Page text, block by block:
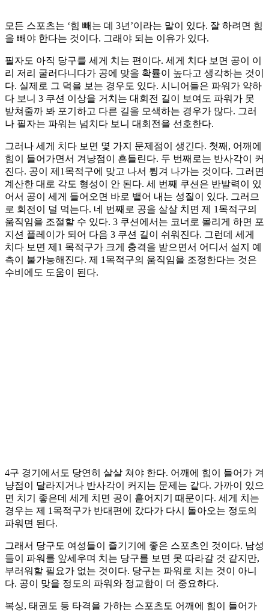
모든 스포츠는 ‘힘 빼는 데 3년’이라는 말이 있다. 잘 하려면 힘
을 빼야 한다는 것이다. 그래야 되는 이유가 있다.
필자도 아직 당구를 세게 치는 편이다. 세게 치다 보면 공이 이
리 저리 굴러다니다가 공에 맞을 확률이 높다고 생각하는 것이
다. 실제로 그 덕을 보는 경우도 있다. 시니어들은 파워가 약하
다 보니 3 쿠션 이상을 거치는 대회전 길이 보여도 파워가 못
받쳐줄까 봐 포기하고 다른 길을 모색하는 경우가 많다. 그러
나 필자는 파워는 넘치다 보니 대회전을 선호한다.
그러나 세게 치다 보면 몇 가지 문제점이 생긴다. 첫째, 어깨에
힘이 들어가면서 겨냥점이 흔들린다. 두 번째로는 반사각이 커
진다. 공이 제1목적구에 맞고 나서 튕겨 나가는 것이다. 그러면
계산한 대로 각도 형성이 안 된다. 세 번째 쿠션은 반발력이 있
어서 공이 세게 들어오면 바로 뱉어 내는 성질이 있다. 그러므
로 회전이 덜 먹는다. 네 번째로 공을 살살 치면 제 1목적구의
움직임을 조절할 수 있다. 3 쿠션에서는 코너로 몰리게 하면 포
지션 플레이가 되어 다음 3 쿠션 길이 쉬워진다. 그런데 세게
치다 보면 제1 목적구가 크게 충격을 받으면서 어디서 설지 예
측이 불가능해진다. 제 1목적구의 움직임을 조정한다는 것은
수비에도 도움이 된다.
4구 경기에서도 당연히 살살 쳐야 한다. 어깨에 힘이 들어가 겨
냥점이 달라지거나 반사각이 커지는 문제는 같다. 가까이 있으
면 치기 좋은데 세게 치면 공이 흩어지기 때문이다. 세게 치는
경우는 제 1목적구가 반대편에 갔다가 다시 돌아오는 정도의
파워면 된다.
그래서 당구도 여성들이 즐기기에 좋은 스포츠인 것이다. 남성
들이 파워를 앞세우며 치는 당구를 보면 못 따라갈 것 같지만,
부러워할 필요가 없는 것이다. 당구는 파워로 치는 것이 아니
다. 공이 맞을 정도의 파워와 정교함이 더 중요하다.
복싱, 태권도 등 타격을 가하는 스포츠도 어깨에 힘이 들어가